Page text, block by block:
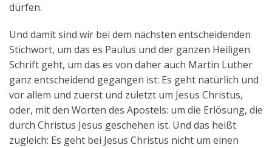
dürfen.
Und damit sind wir bei dem nächsten entscheidenden
Stichwort, um das es Paulus und der ganzen Heiligen
Schrift geht, um das es von daher auch Martin Luther
ganz entscheidend gegangen ist: Es geht natürlich und
vor allem und zuerst und zuletzt um Jesus Christus,
oder, mit den Worten des Apostels: um die Erlösung, die
durch Christus Jesus geschehen ist. Und das heißt
zugleich: Es geht bei Jesus Christus nicht um einen